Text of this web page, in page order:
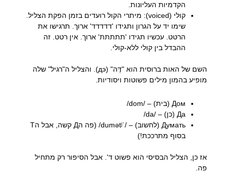
הקדמיות העליונות.
קולי (voiced): מיתרי הקול רועדים בזמן הפקת הצליל.
שימו יד על הגרון ותגידו 'דדדדד' ארוך. תרגישו את
הרטט. עכשיו תגידו 'תתתתת' ארוך. אין רטט. זה
ההבדל בין קולי ללא-קולי.
השם של האות ברוסית הוא "דֶּה" (дэ). והצליל ה"רגיל" שלה
מופיע בהמון מילים פשוטות ויסודיות.
Дом (בית) – /dom/
Да (כן) – /da/
Думать (לחשוב) – /ˈdumətʲ/ (פה הД קשה, אבל הТ
בסוף מתרככת!)
אז כן, הצליל הבסיסי הוא פשוט ד'. אבל הסיפור רק מתחיל
פה.